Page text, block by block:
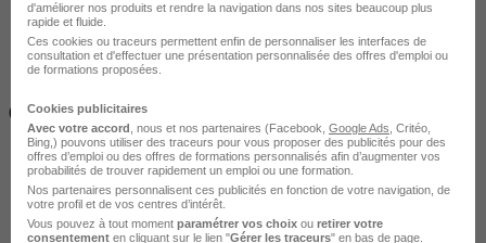
(14h)
d'améliorer nos produits et rendre la navigation dans nos sites beaucoup plus
rapide et fluide.
Ces cookies ou traceurs permettent enfin de personnaliser les interfaces de
consultation et d'effectuer une présentation personnalisée des offres d'emploi ou
de formations proposées.
Cookies publicitaires
Avec votre accord , nous et nos partenaires (Facebook, Google Ads , Critéo,
Bing,) pouvons utiliser des traceurs pour vous proposer des publicités pour des
offres d’emploi ou des offres de formations personnalisés afin d’augmenter vos
probabilités de trouver rapidement un emploi ou une formation.
Nos partenaires personnalisent ces publicités en fonction de votre navigation, de
votre profil et de vos centres d’intérêt.
Vous pouvez à tout moment paramétrer vos choix ou retirer votre
consentement en cliquant sur le lien "Gérer les traceurs" en bas de page.